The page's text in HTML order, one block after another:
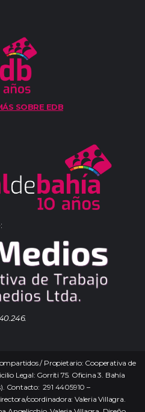
SOBRE EDB
/ Propietario: Cooperativa de
Legal: Gorriti 75. Oficina 3. Bahía
Contacto: 291 4405910 –
coordinadora: Valeria Villagra.